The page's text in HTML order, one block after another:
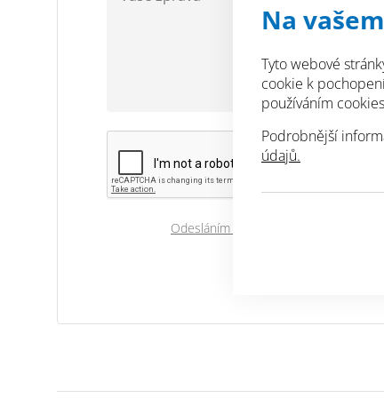
Na
Tyto webové
cookie k
používáním
Podrobnější
údajů.
Odesláním souhlasíte se zpracováním